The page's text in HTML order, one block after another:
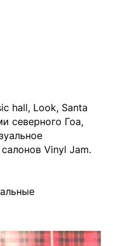
hall, Look, Santa
северного Гоа,
Vinyl Jam.